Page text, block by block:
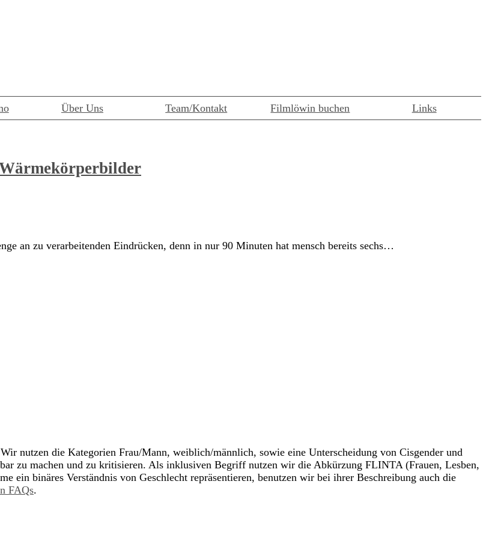
Über Uns Team/Kontakt Filmlöwin buchen
Links
an zu verarbeitenden Eindrücken, denn in nur 90 Minuten hat mensch bereits sechs…
nutzen die Kategorien Frau/Mann, weiblich/männlich, sowie eine Unterscheidung von Cisgender und
zu machen und zu kritisieren. Als inklusiven Begriff nutzen wir die Abkürzung FLINTA (Frauen, Lesben,
ein binäres Verständnis von Geschlecht repräsentieren, benutzen wir bei ihrer Beschreibung auch die
FAQs.